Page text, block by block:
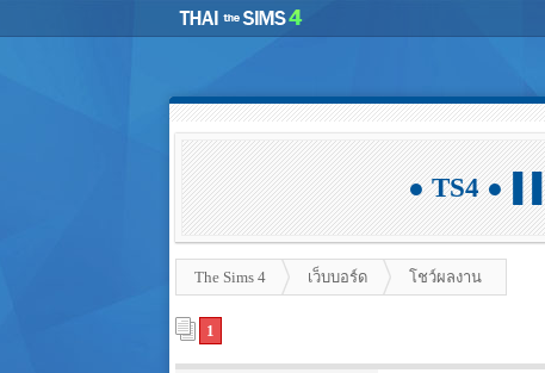
● TS4
The Sims 4 เว็บบอร์ด โชว์ผลงาน
1